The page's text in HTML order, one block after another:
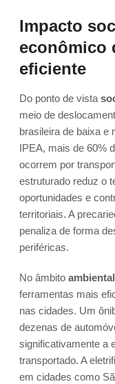
Impacto
econômico
eficiente
Do ponto de vista
meio de
brasileira de baixa e
IPEA, mais de 60%
ocorrem por
estruturado reduz o
oportunidades e
territoriais. A
penaliza de forma
periféricas.
No âmbito ambiental
ferramentas mais
nas cidades. Um
dezenas de
significativamente a
transportado. A
em cidades como